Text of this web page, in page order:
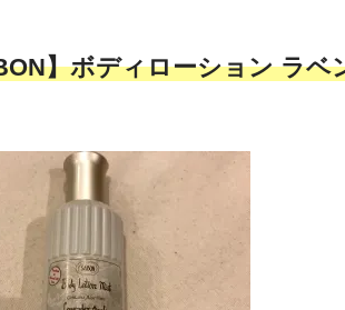
】ボディローション ラ